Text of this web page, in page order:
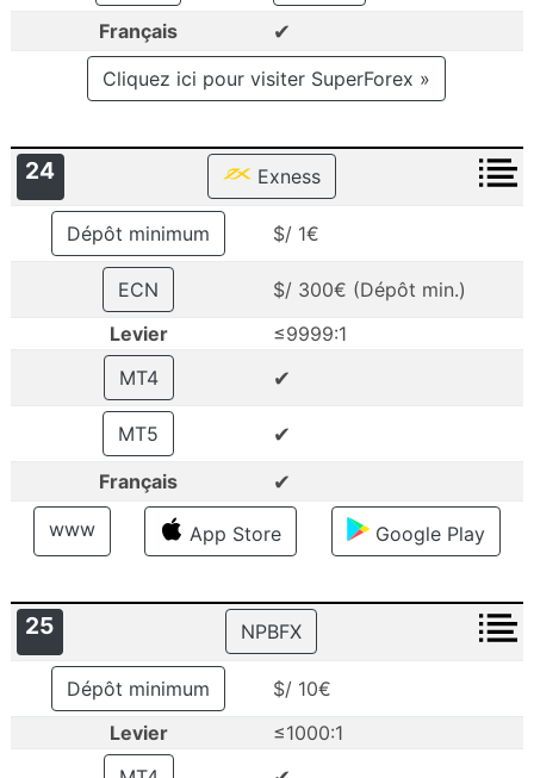
Français
✔
Cliquez ici pour visiter SuperForex »
24 Exness
Dépôt minimum $/ 1€
ECN
$/ 300€ (Dépôt min.)
Levier
≤9999:1
MT4
✔
MT5 ✔
Français ✔
www App Store Google Play
25 NPBFX
Dépôt minimum
$/ 10€
Levier
≤1000:1